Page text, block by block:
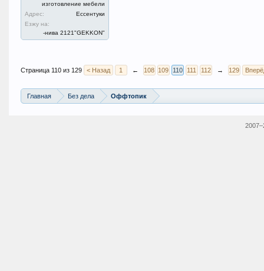
изготовление мебели
Адрес:
Ессентуки
Езжу на:
-нива 2121"GEKKON"
Страница 110 из 129 < Назад 1 ← 108 109 110 111 112 → 129
Главная Без дела Оффтопик
2007–